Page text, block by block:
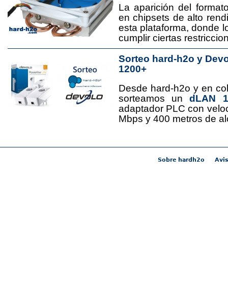
La aparición del
en chipsets de alto
esta plataforma, donde
cumplir ciertas
Sorteo hard-h2o y
1200+
Desde hard-h2o y en
sorteamos undLAN
adaptador PLC con
Mbps y 400 metros de
Sobre hardh2o